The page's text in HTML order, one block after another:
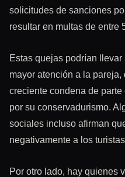
solicitudes de sanciones
resultar en multas de entre
Estas quejas podrían
mayor atención a la
creciente condena de
por su conservadurismo.
sociales incluso afirman
negativamente a los
Por otro lado, hay quienes